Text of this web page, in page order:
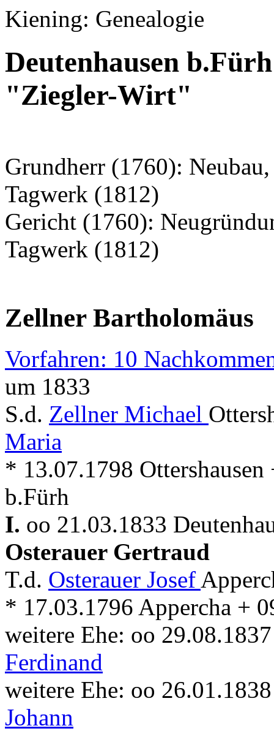
Kiening: Genealogie
Deutenhausen
"Ziegler-Wirt"
Grundherr (1760):
Tagwerk (1812)
Gericht (1760):
Tagwerk (1812)
Zellner Bartholomäus
Vorfahren: 10
um 1833
S.d. Zellner Michael
Maria
* 13.07.1798
b.Fürh
I. oo 21.03.1833
Osterauer Gertraud
T.d. Osterauer Josef
* 17.03.1796 Appercha +
weitere Ehe: oo
Ferdinand
weitere Ehe: oo
Johann